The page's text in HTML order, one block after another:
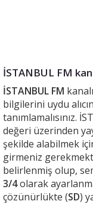
İSTANBUL FM
İSTANBUL FM
bilgilerini uydu
tanımlamalısınız.
değeri üzerinden
şekilde alabilmek
girmeniz
belirlenmiş olup,
3/4olarak
çözünürlükte (SD)